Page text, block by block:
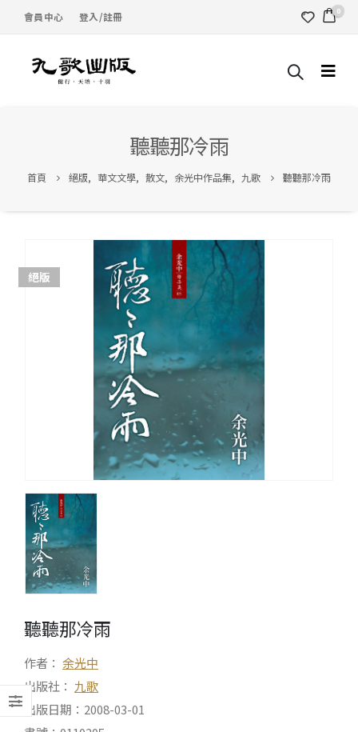
會員中心 登入/註冊 0
聽聽那冷雨
首頁 絕版, 華文文學, 散文, 余光中作品集, 九歌 聽聽那冷雨
絕版
聽聽那冷雨
作者： 余光中
出版社： 九歌
出版日期：2008-03-01